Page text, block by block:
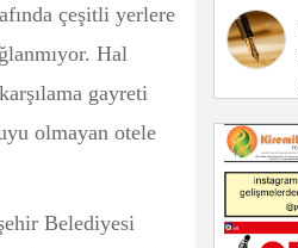
çeşitli yerlere
Hal
gayreti
olmayan otele
Belediyesi